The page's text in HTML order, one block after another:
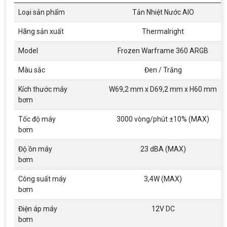
Loại sản phẩm Tản Nhiệt Nước AIO
Hãng sản xuất Thermalright
Model Frozen Warframe 360 ARGB
Màu sắc Đen / Trắng
Kích thước máy
bơm
W69,2 mm x D69,2 mm x H60 mm
Tốc độ máy
bơm
3000 vòng/phút ±10% (MAX)
Độ ồn máy
bơm
23 dBA (MAX)
Công suất máy
bơm
3,4W (MAX)
Điện áp máy
bơm
12V DC
với tuổi thơ của game thủ Việt vào những